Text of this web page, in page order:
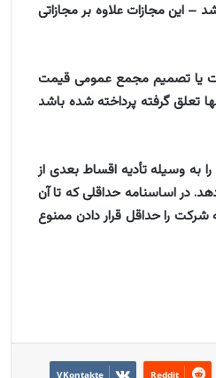
– این مجازات علاوه بر مجازاتی
یا تصمیم مجمع عمومی قیمت
تعلق گرفته پرداخته شده باشد
را به وسیله تأدیه اقساط بعدی از
‌در اساسنامه حداقلی که تا آن
شرکت را حداقل قرار دادن ممنوع
Reddit
VKontakte